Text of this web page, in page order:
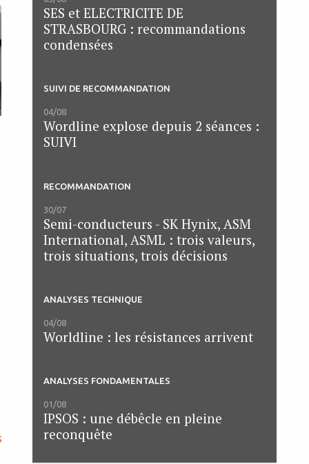
SES et ELECTRICITE DE
STRASBOURG : recommandations
condensées
SUIVI DE RECOMMANDATION
04/08
Wordline explose depuis 2 séances :
SUIVI
RECOMMANDATION
30/07
Semi-conducteurs - SK Hynix, ASM
International, ASML : trois valeurs,
trois situations, trois décisions
ANALYSES TECHNIQUE
04/08
Worldline : les résistances arrivent
ANALYSES FONDAMENTALES
01/08
IPSOS : une débêcle en pleine
reconquête